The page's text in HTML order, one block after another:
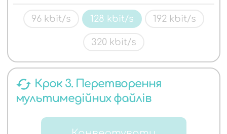
96 kbit/s 128 kbit/s 192 kbit/s
320 kbit/s
cached Крок 3. Перетворення
мультимедійних файлів